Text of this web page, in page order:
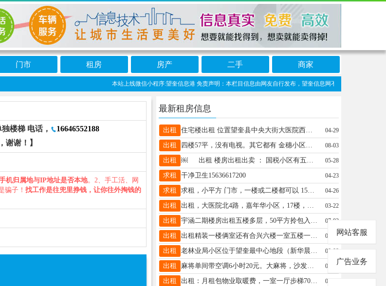
门市 租房 房产 二手 商家
本站上线微信小程序:望奎信息港 免责声明：本栏目信息由网友自行发布，望奎信息网不承担任何责任！提
楼梯 电话，
16646552188
谢谢！】
机归属地与IP地址是否本地。2、手工活、网
骗子！ 找工作是往兜里挣钱，让你往外掏钱的
最新租房信息
出租 住宅楼出租 位置望奎县中央大街大医院西农行对面60平，低价出租出卖。周边离一中，五中，大医院近，周边商贸繁华，适合陪读养老人群居住，联系电话17845540909。 04-29
出租 四楼57平，没有电视。其它都有 金穗小区出租，一室一厅，拎包入住，一年7000元，包取暖，物业，网费，适合陪读，联系电话18804552472 08-03
出租 ￼ 出租 楼房出租出卖 ： 国税小区有五楼两屋一厨一卫出租，面积90多平方，房屋采光好，屋里暖和，结构合理，价格经济实惠，可以拎包入住。联系电话13945513619 05-28
求租 干净卫生15636617200 04-23
求租 求租，小平方 门市，一楼或二楼都可以 15184551431 04-26
出租 出租，大医院北4路，嘉年华小区，17楼，包物业取暖16000一年，面积93平米，不租带小孩的和养宠物的，拎包即住18724369857 03-22
出租 宇涵二期楼房出租五楼多层，50平方拎包入住， 电话19997561320 07-02
出租 出租精装一楼俩室还有合兴六楼一室五楼一室干净整洁配置都齐全随时入住都可短租需要的联系，还有三楼六楼车库改住宅长租短租都可需要的联系加微备用 13555371567 06-08
出租 老林业局小区位于望奎最中心地段（新华晨超市路北紧挨中央大街）三室一厅81平。改造后的小区干净整洁，室内宽敞明亮，家具家电齐全拎包入住。电话：15636630101 08-08
出租 麻将单间带空调6小时20元。大麻将，沙发椅地址：：望奎县内，联系电话：13796584210 05-07
出租 出租：月租包物业取暖费，一室一厅步梯700电梯公寓1200，两室一厅电梯1200一个月，电话☎️13349354756微信1739065075 03-09
网站客服
广告业务